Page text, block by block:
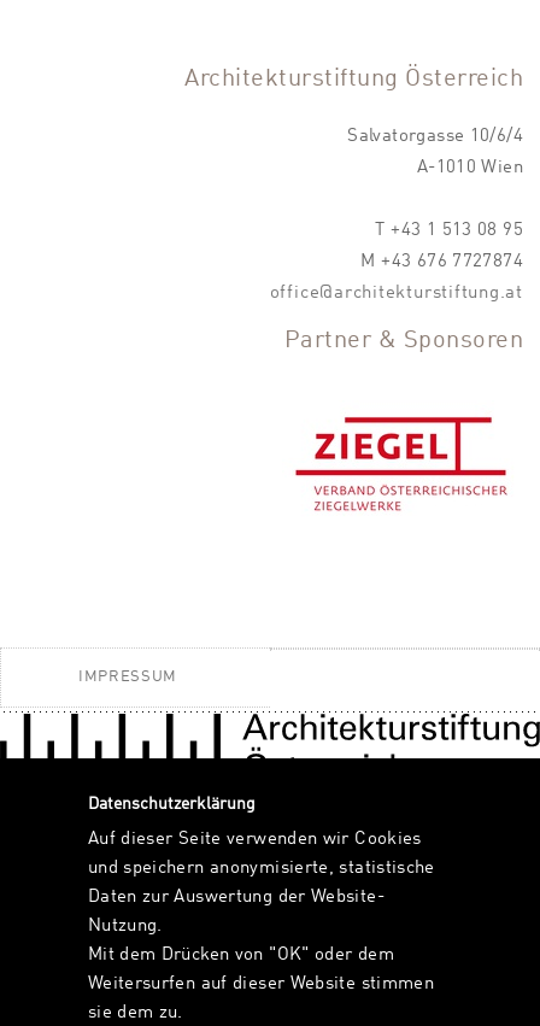
Architekturstiftung Österreich
Salvatorgasse 10/6/4
A-1010 Wien
T +43 1 513 08 95
M +43 676 7727874
office@architekturstiftung.at
Partner & Sponsoren
IMPRESSUM
Datenschutzerklärung
Auf dieser Seite verwenden wir Cookies
und speichern anonymisierte, statistische
Daten zur Auswertung der Website-
Nutzung.
Mit dem Drücken von "OK" oder dem
Weitersurfen auf dieser Website stimmen
sie dem zu.